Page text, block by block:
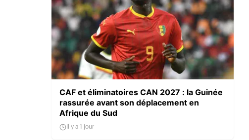
CAF et éliminatoires CAN 2027 : la Guinée
rassurée avant son déplacement en
Afrique du Sud
Il y a 1 jour